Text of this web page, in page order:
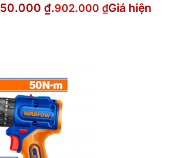
₫.902.000 ₫Giá hiện